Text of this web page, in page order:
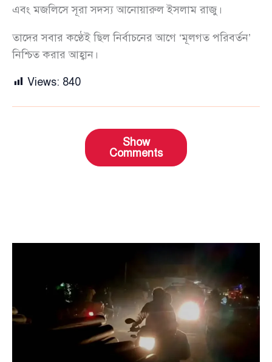
এবং মজলিসে সূরা সদস্য আনোয়ারুল ইসলাম রাজু।
তাদের সবার কণ্ঠেই ছিল নির্বাচনের আগে ‘মূলগত পরিবর্তন’
নিশ্চিত করার আহ্বান।
Views: 840
Show
Comments